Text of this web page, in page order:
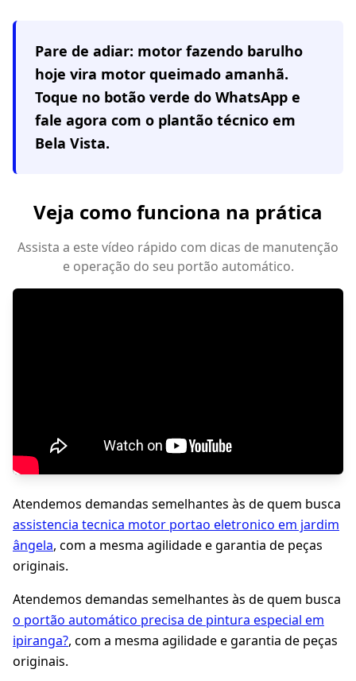
Pare de adiar: motor fazendo barulho
hoje vira motor queimado amanhã.
Toque no botão verde do WhatsApp e
fale agora com o plantão técnico em
Bela Vista.
Veja como funciona na prática
Assista a este vídeo rápido com dicas de manutenção
e operação do seu portão automático.
Atendemos demandas semelhantes às de quem busca
assistencia tecnica motor portao eletronico em jardim
ângela, com a mesma agilidade e garantia de peças
originais.
Atendemos demandas semelhantes às de quem busca
o portão automático precisa de pintura especial em
ipiranga?, com a mesma agilidade e garantia de peças
originais.